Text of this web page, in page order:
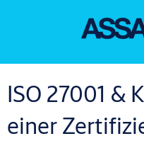
ISO 27001 &
einer